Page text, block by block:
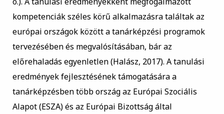
kompetenciák széles körű alkalmazásra találtak az
európai országok között a tanárképzési programok
tervezésében és megvalósításában, bár az
előrehaladás egyenletlen (Halász, 2017). A tanulási
eredmények fejlesztésének támogatására a
tanárképzésben több ország az Európai Szociális
Alapot (ESZA) és az Európai Bizottság által